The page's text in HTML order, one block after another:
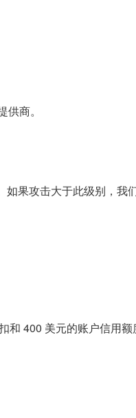
商。
果攻击大于此级别，
和 400 美元的账户信用